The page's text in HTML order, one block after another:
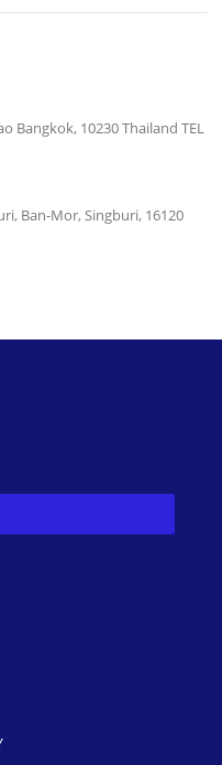
Bangkok, 10230 Thailand TEL
Ban-Mor, Singburi, 16120